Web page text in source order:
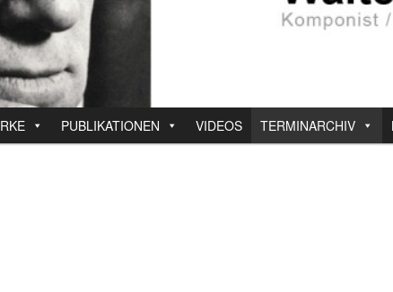
PUBLIKATIONEN VIDEOS TERMINARCHIV